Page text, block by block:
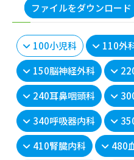
ファイルをダウンロード
100小児科 110外
150脳神経外科
240耳鼻咽頭科
340呼吸器内科
410腎臓内科
480